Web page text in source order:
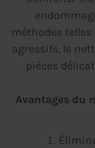
méthodes
agressifs, le
pièces
Avantages du